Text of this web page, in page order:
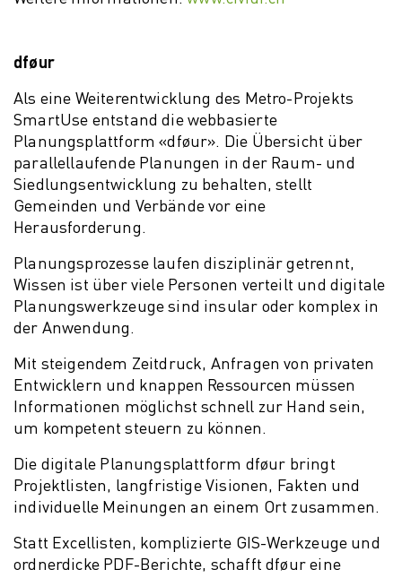
dføur
Als eine Weiterentwicklung des Metro-Projekts
SmartUse entstand die webbasierte
Planungsplattform «dføur». Die Übersicht über
parallellaufende Planungen in der Raum- und
Siedlungsentwicklung zu behalten, stellt
Gemeinden und Verbände vor eine
Herausforderung.
Planungsprozesse laufen disziplinär getrennt,
Wissen ist über viele Personen verteilt und digitale
Planungswerkzeuge sind insular oder komplex in
der Anwendung.
Mit steigendem Zeitdruck, Anfragen von privaten
Entwicklern und knappen Ressourcen müssen
Informationen möglichst schnell zur Hand sein,
um kompetent steuern zu können.
Die digitale Planungsplattform dføur bringt
Projektlisten, langfristige Visionen, Fakten und
individuelle Meinungen an einem Ort zusammen.
Statt Excellisten, komplizierte GIS-Werkzeuge und
ordnerdicke PDF-Berichte, schafft dføur eine